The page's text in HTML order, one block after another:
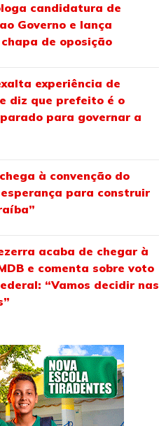
candidatura de
Governo e lança
de oposição
experiência de
diz que prefeito é o
para governar a
à convenção do
para construir
acaba de chegar à
e comenta sobre voto
“Vamos decidir nas